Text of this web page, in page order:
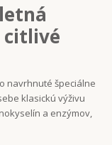
citlivé
navrhnuté špeciálne
klasickú výživu
a enzýmov,